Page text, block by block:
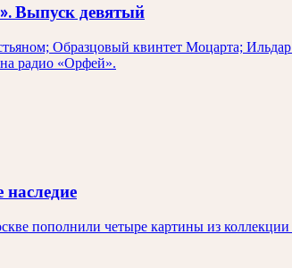
Выпуск девятый
Образцовый квинтет Моцарта;
радио «Орфей».
наследие
пополнили четыре картины из